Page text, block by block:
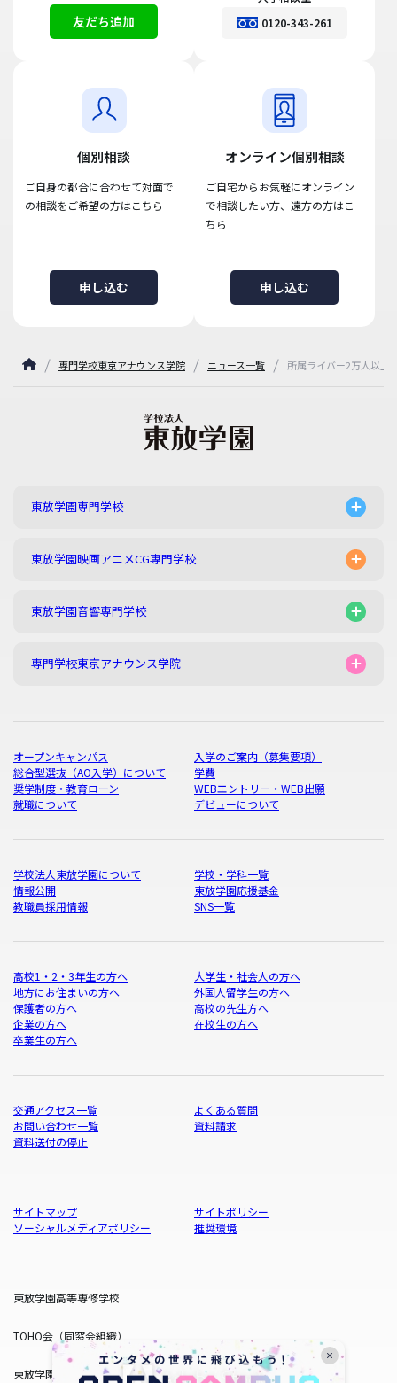
友だち追加
0120-343-261
個別相談
ご自身の都合に合わせて対面で
の相談をご希望の方はこちら
申し込む
オンライン個別相談
ご自宅からお気軽にオンライン
で相談したい方、遠方の方はこ
ちら
申し込む
専門学校東京アナウンス学院 ニュース一覧 所属ライバー2万人以上
東放学園専門学校
東放学園映画アニメCG専門学校
東放学園音響専門学校
専門学校東京アナウンス学院
オープンキャンパス
入学のご案内（募集要項）
総合型選抜（AO入学）について
学費
奨学制度・教育ローン
WEBエントリー・WEB出願
就職について
デビューについて
学校法人東放学園について
学校・学科一覧
情報公開
東放学園応援基金
教職員採用情報
SNS一覧
高校1・2・3年生の方へ
大学生・社会人の方へ
地方にお住まいの方へ
外国人留学生の方へ
保護者の方へ
高校の先生方へ
企業の方へ
在校生の方へ
卒業生の方へ
交通アクセス一覧
よくある質問
お問い合わせ一覧
資料請求
資料送付の停止
サイトマップ
サイトポリシー
ソーシャルメディアポリシー
推奨環境
東放学園高等専修学校
TOHO会（同窓会組織）
東放学園サービス